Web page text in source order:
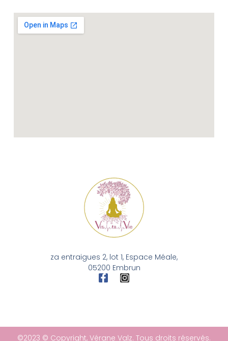
za entraigues 2, lot 1, Espace Méale,
05200 Embrun
©2023 © Copyright, Vérane Valz. Tous droits réservés.